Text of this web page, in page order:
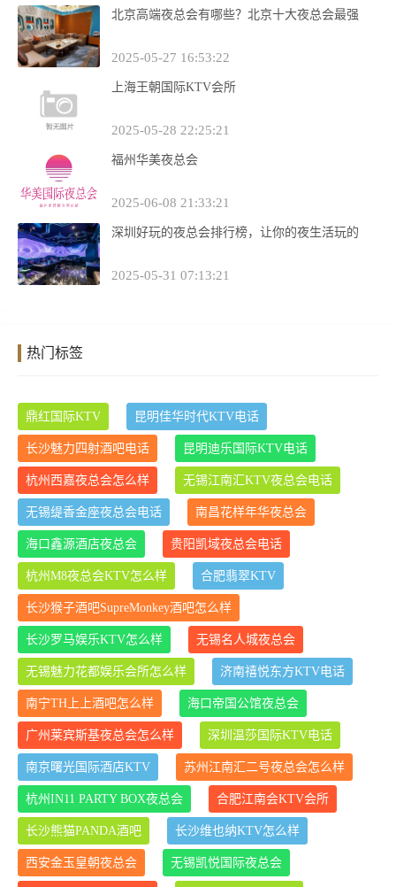
北京高端夜总会有哪些？北京十大夜总会最强
2025-05-27 16:53:22
上海王朝国际KTV会所
2025-05-28 22:25:21
福州华美夜总会
2025-06-08 21:33:21
深圳好玩的夜总会排行榜，让你的夜生活玩的
2025-05-31 07:13:21
热门标签
鼎红国际KTV 昆明佳华时代KTV电话
长沙魅力四射酒吧电话 昆明迪乐国际KTV电话
杭州西嘉夜总会怎么样 无锡江南汇KTV夜总会电话
无锡缇香金座夜总会电话 南昌花样年华夜总会
海口鑫源酒店夜总会 贵阳凯域夜总会电话
杭州M8夜总会KTV怎么样 合肥翡翠KTV
长沙猴子酒吧SupreMonkey酒吧怎么样
长沙罗马娱乐KTV怎么样 无锡名人城夜总会
无锡魅力花都娱乐会所怎么样 济南禧悦东方KTV电话
南宁TH上上酒吧怎么样 海口帝国公馆夜总会
广州莱宾斯基夜总会怎么样 深圳温莎国际KTV电话
南京曙光国际酒店KTV 苏州江南汇二号夜总会怎么样
杭州IN11 PARTY BOX夜总会 合肥江南会KTV会所
长沙熊猫PANDA酒吧 长沙维也纳KTV怎么样
西安金玉皇朝夜总会 无锡凯悦国际夜总会